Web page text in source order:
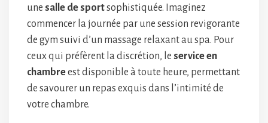
une salle de sportsophistiquée. Imaginez
commencer la journée par une session revigorante
de gym suivi d’un massage relaxant au spa. Pour
ceux qui préfèrent la discrétion, le service en
chambreest disponible à toute heure, permettant
de savourer un repas exquis dans l’intimité de
votre chambre.